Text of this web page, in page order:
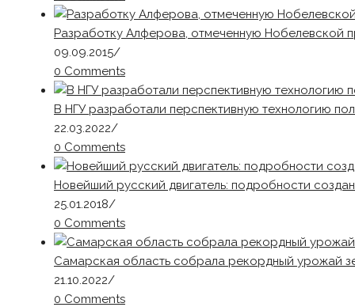
Разработку Алферова, отмеченную Нобелевской
09.09.2015/
0 Comments
В НГУ разработали перспективную технологию
22.03.2022/
0 Comments
Новейший русский двигатель: подробности
25.01.2018/
0 Comments
Самарская область собрала рекордный урожай
21.10.2022/
0 Comments